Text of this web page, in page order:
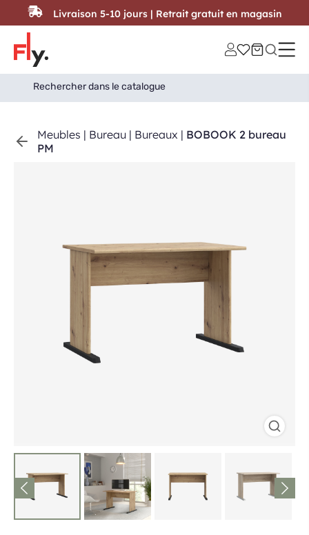
Passer au contenu
Search
for:
Search Button
Meubles | Bureau | Bureaux | BOBOOK 2 bureau
PM
Livraison 5-10 jours | Retrait gratuit en magasin